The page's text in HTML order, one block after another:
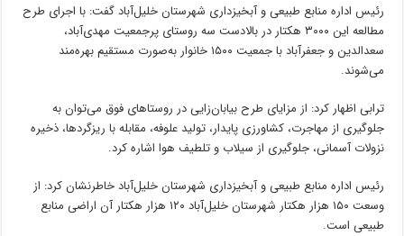
رئیس اداره منابع طبیعی و آبخیزداری شهرستان خلیل‌آباد گفت: با اجرای طرح
مطالعه این ۳۰۰۰ هکتار در بالادست سه روستای پرجمعیت مهدی‌آباد،
سعدالدین و جعفرآباد با جمعیت ۱۵۰۰ خانوار به‌صورت مستقیم بهره‌مند
می‌شوند.
ترابی اظهار کرد: از مزایای طرح بیابان‌زایی در روستاهای فوق می‌توان به
جلوگیری از مهاجرت، کشاورزی پایدار، تولید علوفه، مقابله با ریزگردها، ذخیره
نزولات آسمانی، جلوگیری از سیلاب و تلطیف هوا اشاره کرد.
رئیس اداره منابع طبیعی و آبخیزداری شهرستان خلیل‌آباد خاطرنشان کرد: از
وسعت ۱۵۰ هزار هکتار شهرستان خلیل‌آباد ۱۲۰ هزار هکتار آن اراضی منابع
طبیعی است.